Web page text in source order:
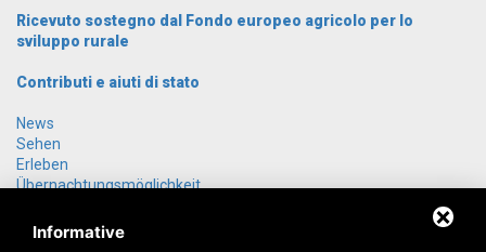
Ricevuto sostegno dal Fondo europeo agricolo per lo
sviluppo rurale
Contributi e aiuti di stato
News
Sehen
Erleben
Übernachtungsmöglichkeit
Anreise
Informative